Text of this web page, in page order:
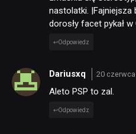
nastolatki. |Fajniejsza
dorosły facet pykał
Odpowiedz
Dariusxq 20
Aleto PSP to zal.
Odpowiedz